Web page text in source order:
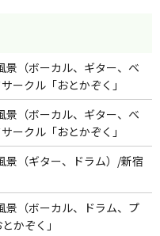
景（ボーカル、ギター、ベ
ークル「おとかぞく」
景（ボーカル、ギター、ベ
ークル「おとかぞく」
景（ギター、ドラム）/新宿
景（ボーカル、ドラム、プ
かぞく」